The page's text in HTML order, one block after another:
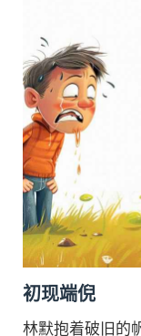
初现端倪
林默抱着破旧的